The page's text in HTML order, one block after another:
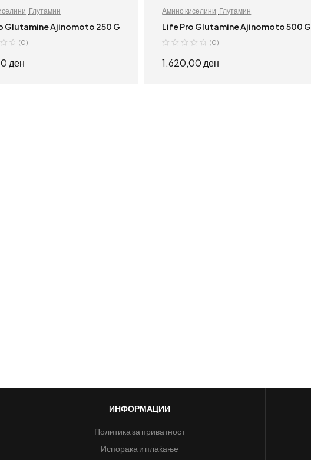
, Глутамин
Glutamine Ajinomoto 250 G
(0)
ден
Амино киселини, Глутамин
Life Pro Glutamine Ajinomoto 500 G
(0)
1.620,00 ден
ИНФОРМАЦИИ
Политика за приватност
Испорака и плаќање